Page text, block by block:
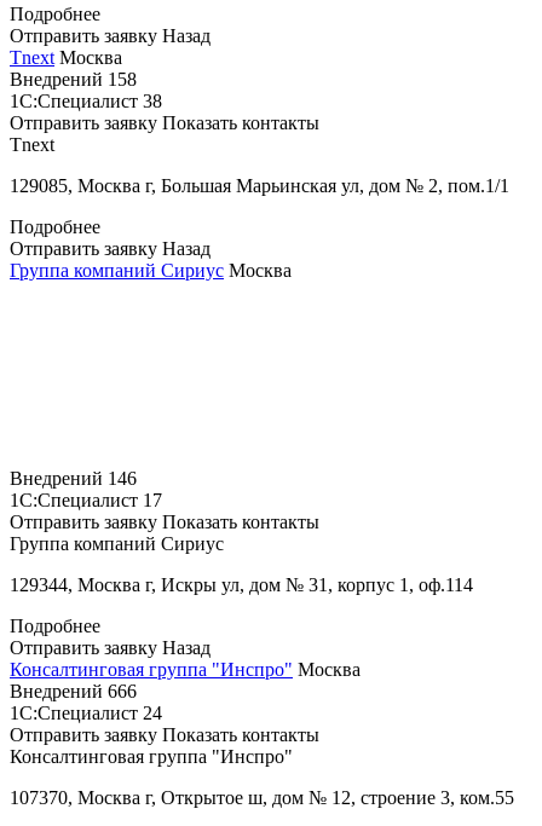
Подробнее
Отправить заявку Назад
Tnext Москва
Внедрений 158
1С:Специалист 38
Отправить заявку Показать контакты
Tnext
129085, Москва г, Большая Марьинская ул, дом № 2, пом.1/1
Подробнее
Отправить заявку Назад
Группа компаний Сириус Москва
Внедрений 146
1С:Специалист 17
Отправить заявку Показать контакты
Группа компаний Сириус
129344, Москва г, Искры ул, дом № 31, корпус 1, оф.114
Подробнее
Отправить заявку Назад
Консалтинговая группа "Инспро" Москва
Внедрений 666
1С:Специалист 24
Отправить заявку Показать контакты
Консалтинговая группа "Инспро"
107370, Москва г, Открытое ш, дом № 12, строение 3, ком.55